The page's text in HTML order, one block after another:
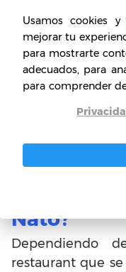
desarrollar el
captación de
20 horas.El
persona
de restaurantes.
¿Cuáles
franquicia
Ñato?
Dependiendo
restaurant que
Usamos cookies
mejorar tu
para mostrarte
adecuados, para
para comprender